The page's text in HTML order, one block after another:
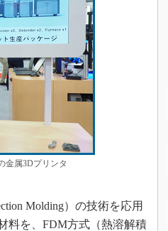
金属3Dプリンタ
Molding）の技術を応用
料を、FDM方式（熱溶解積